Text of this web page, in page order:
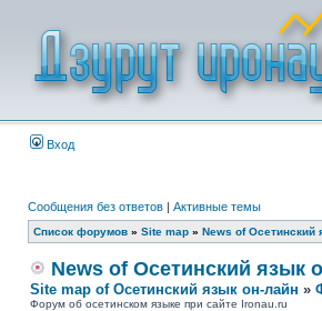
Вход
Сообщения без ответов | Активные темы
Список форумов » Site map » News of Осетинский
News of Осетинский язык
Site map of Осетинский язык он-лайн »
Форум об осетинском языке при сайте Ironau.ru